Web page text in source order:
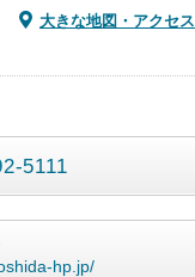
大きな地図・アクセス
5111
hp.jp/